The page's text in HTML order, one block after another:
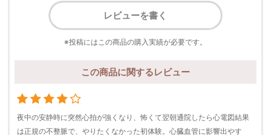
レビューを書く
※投稿にはこの商品の購入実績が必要です。
この商品に関するレビュー
夜中の安静時に突然心拍が強くなり、怖くて翌朝通院したら心電図結果
は正規の不整脈で、やりたくなかった初体験。心臓血管に影響出やす